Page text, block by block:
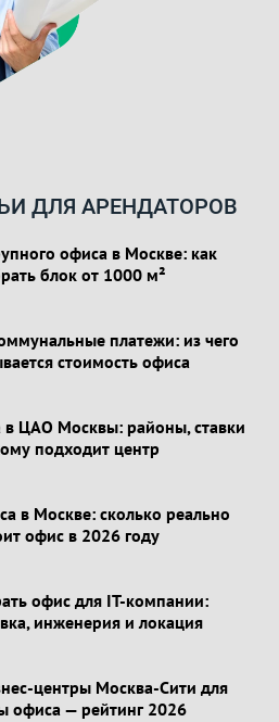
ДЛЯ АРЕНДАТОРОВ
офиса в Москве: как
блок от 1000 м²
платежи: из чего
стоимость офиса
ЦАО Москвы: районы, ставки
подходит центр
в Москве: сколько реально
офис в 2026 году
офис для IT-компании:
инженерия и локация
центры Москва-Сити для
офиса — рейтинг 2026